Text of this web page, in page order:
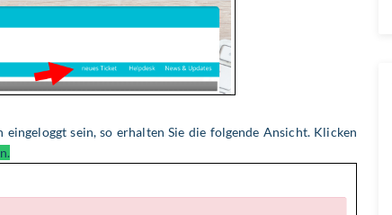
sein, so erhalten Sie die folgende Ansicht. Klicken